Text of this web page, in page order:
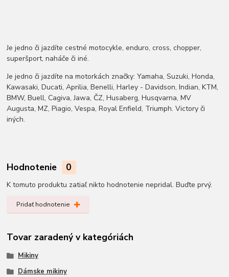
Je jedno či jazdíte cestné motocykle, enduro, cross, chopper,
superšport, naháče či iné.
Je jedno či jazdíte na motorkách značky: Yamaha, Suzuki, Honda,
Kawasaki, Ducati, Aprilia, Benelli, Harley - Davidson, Indian, KTM,
BMW, Buell, Cagiva, Jawa, ČZ, Husaberg, Husqvarna, MV
Augusta, MZ, Piagio, Vespa, Royal Enfield, Triumph. Victory či
iných.
Hodnotenie 0
K tomuto produktu zatiaľ nikto hodnotenie nepridal. Buďte prvý.
Pridať hodnotenie
Tovar zaradený v kategóriách
Mikiny
Dámske mikiny